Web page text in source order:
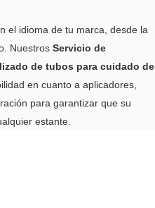
el idioma de tu marca, desde la
Nuestros Servicio de
de tubos para cuidado de
en cuanto a aplicadores,
para garantizar que su
estante.